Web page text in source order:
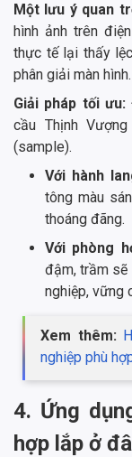
Một lưu ý quan
hình ảnh trên
thực tế lại thấy
phân giải màn hình.
Giải pháp tối ưu:
cầu Thịnh
(sample).
Với hành
tông màu
thoáng đãng.
Với phòng
đậm, trầm sẽ
nghiệp, vững
Xem thêm:
nghiệp phù
4. Ứng
hợp lắp ở